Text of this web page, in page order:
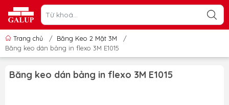
Trang chủ / Băng Keo 2 Mặt 3M
/
Băng keo dán bảng in flexo 3M E1015
Băng keo dán bảng in flexo 3M E1015